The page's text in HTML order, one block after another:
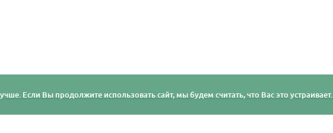
Если Вы продолжите использовать сайт, мы будем считать, что Вас это устраивает.